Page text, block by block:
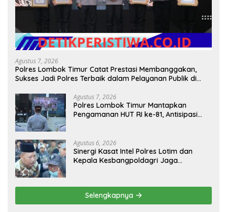
Agustus 7, 2026
Polres Lombok Timur Catat Prestasi Membanggakan,
Sukses Jadi Polres Terbaik dalam Pelayanan Publik di
Agustus 7, 2026
Polres Lombok Timur Mantapkan
Pengamanan HUT RI ke-81, Antisipasi
Agustus 6, 2026
Sinergi Kasat Intel Polres Lotim dan
Kepala Kesbangpoldagri Jaga
Selengkapnya